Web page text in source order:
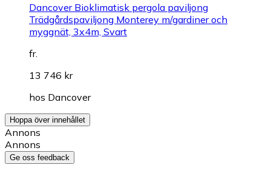
Dancover Bioklimatisk pergola paviljong
Trädgårdspaviljong Monterey m/gardiner och
myggnät, 3x4m, Svart
fr.
13 746 kr
hos Dancover
Hoppa över innehållet
Annons
Annons
Ge oss feedback